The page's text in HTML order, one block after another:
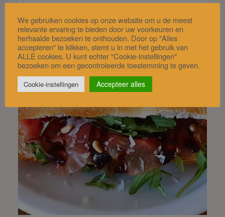
We gebruiken cookies op onze website om u de meest
relevante ervaring te bieden door uw voorkeuren en
herhaalde bezoeken te onthouden. Door op "Alles
accepteren" te klikken, stemt u in met het gebruik van
ALLE cookies. U kunt echter "Cookie-instellingen"
bezoeken om een gecontroleerde toestemming te geven.
Cookie-instellingen Accepteer alles